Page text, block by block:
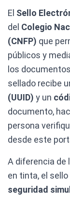
El Sello
del Colegio
(CNFP) que
públicos y
los
sellado recibe
(UUID) y un
documento,
persona
desde este
A diferencia de
en tinta, el
seguridad